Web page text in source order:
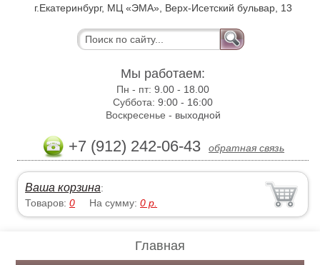
г.Екатеринбург, МЦ «ЭМА», Верх-Исетский бульвар, 13
Мы работаем:
Пн - пт:9.00 - 18.00
Суббота:9:00 - 16:00
Воскресенье - выходной
+7 (912) 242-06-43 обратная связь
Ваша корзина:
Товаров:0 На сумму:0 р.
Главная